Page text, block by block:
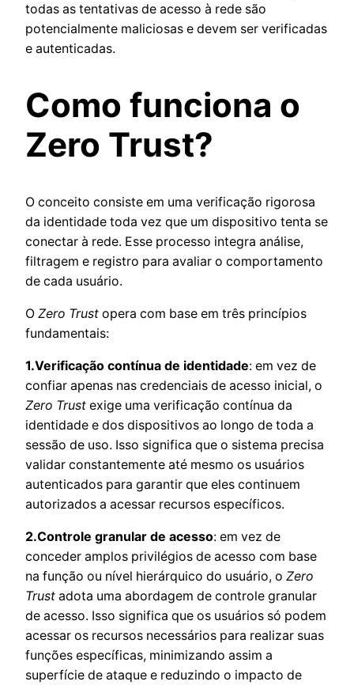
todas as tentativas de acesso à rede são
potencialmente maliciosas e devem ser verificadas
e autenticadas.
Como funciona o
Zero Trust?
O conceito consiste em uma verificação rigorosa
da identidade toda vez que um dispositivo tenta se
conectar à rede. Esse processo integra análise,
filtragem e registro para avaliar o comportamento
de cada usuário.
O Zero Trust opera com base em três princípios
fundamentais:
1.Verificação contínua de identidade: em vez de
confiar apenas nas credenciais de acesso inicial, o
Zero Trust exige uma verificação contínua da
identidade e dos dispositivos ao longo de toda a
sessão de uso. Isso significa que o sistema precisa
validar constantemente até mesmo os usuários
autenticados para garantir que eles continuem
autorizados a acessar recursos específicos.
2.Controle granular de acesso: em vez de
conceder amplos privilégios de acesso com base
na função ou nível hierárquico do usuário, o Zero
Trust adota uma abordagem de controle granular
de acesso. Isso significa que os usuários só podem
acessar os recursos necessários para realizar suas
funções específicas, minimizando assim a
superfície de ataque e reduzindo o impacto de